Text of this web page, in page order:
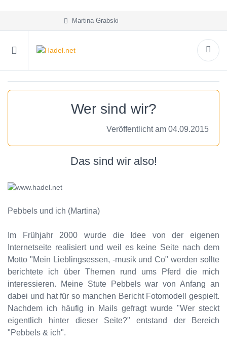
Martina Grabski
Wer sind wir?
Veröffentlicht am 04.09.2015
Das sind wir also!
Pebbels und ich (Martina)
Im Frühjahr 2000 wurde die Idee von der eigenen
Internetseite realisiert und weil es keine Seite nach dem
Motto "Mein Lieblingsessen, -musik und Co" werden sollte
berichtete ich über Themen rund ums Pferd die mich
interessieren. Meine Stute Pebbels war von Anfang an
dabei und hat für so manchen Bericht Fotomodell gespielt.
Nachdem ich häufig in Mails gefragt wurde "Wer steckt
eigentlich hinter dieser Seite?" entstand der Bereich
"Pebbels & ich".